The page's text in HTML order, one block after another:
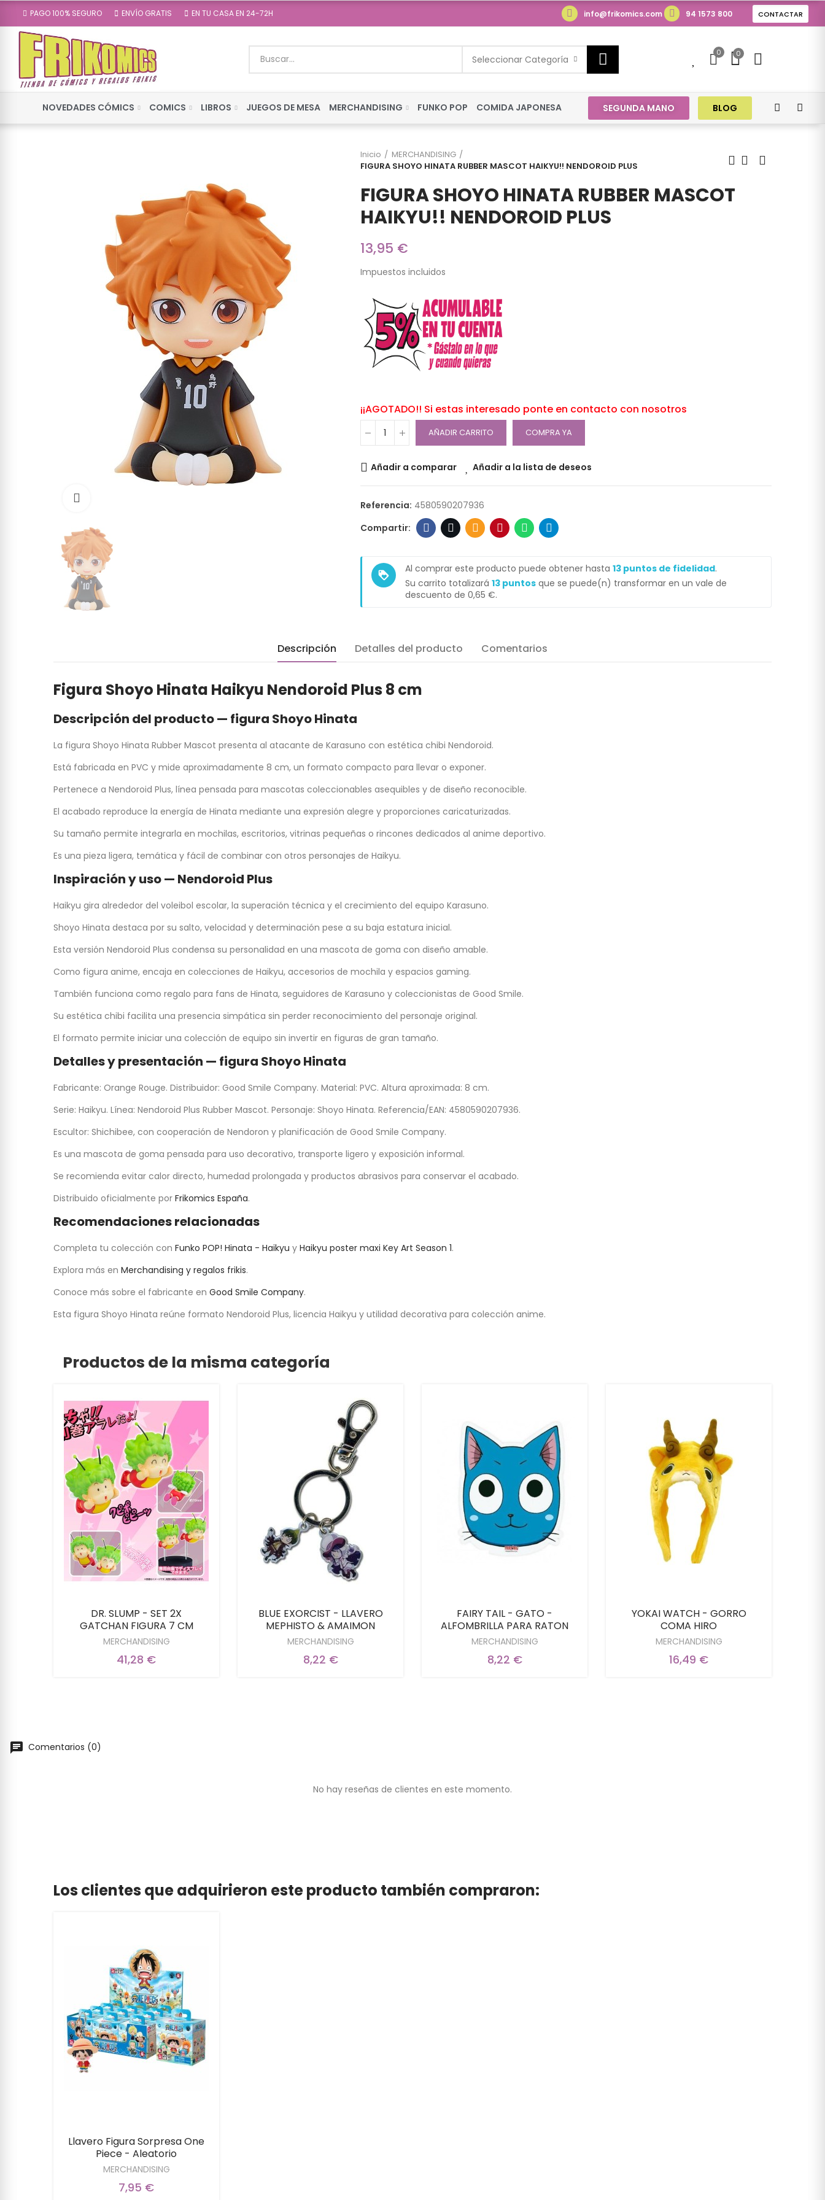
PAGO 100% SEGURO ENVÍO GRATIS EN TU CASA EN 24-72H info@frikomics.com 94 1573 800 CONTACTAR
Seleccionar Categoría
0 0
NOVEDADES CÓMICS COMICS LIBROS JUEGOS DE MESA MERCHANDISING FUNKO POP COMIDA JAPONESA SEGUNDA MANO BLOG
Inicio
MERCHANDISING
FIGURA SHOYO HINATA RUBBER MASCOT HAIKYU!! NENDOROID PLUS
FIGURA SHOYO HINATA RUBBER MASCOT
HAIKYU!! NENDOROID PLUS
13,95 €
Impuestos incluidos
¡¡AGOTADO!! Si estas interesado ponte en contacto con nosotros
AÑADIR CARRITO COMPRA YA
Añadir a comparar Añadir a la lista de deseos
Referencia: 4580590207936
loyalty
Al comprar este producto puede obtener hasta 13 puntos de fidelidad.
Su carrito totalizará 13 puntos que se puede(n) transformar en un vale de
descuento de 0,65 €.
Descripción Detalles del producto Comentarios
Figura Shoyo Hinata Haikyu Nendoroid Plus 8 cm
Descripción del producto — figura Shoyo Hinata
La figura Shoyo Hinata Rubber Mascot presenta al atacante de Karasuno con estética chibi Nendoroid.
Está fabricada en PVC y mide aproximadamente 8 cm, un formato compacto para llevar o exponer.
Pertenece a Nendoroid Plus, línea pensada para mascotas coleccionables asequibles y de diseño reconocible.
El acabado reproduce la energía de Hinata mediante una expresión alegre y proporciones caricaturizadas.
Su tamaño permite integrarla en mochilas, escritorios, vitrinas pequeñas o rincones dedicados al anime deportivo.
Es una pieza ligera, temática y fácil de combinar con otros personajes de Haikyu.
Inspiración y uso — Nendoroid Plus
Haikyu gira alrededor del voleibol escolar, la superación técnica y el crecimiento del equipo Karasuno.
Shoyo Hinata destaca por su salto, velocidad y determinación pese a su baja estatura inicial.
Esta versión Nendoroid Plus condensa su personalidad en una mascota de goma con diseño amable.
Como figura anime, encaja en colecciones de Haikyu, accesorios de mochila y espacios gaming.
También funciona como regalo para fans de Hinata, seguidores de Karasuno y coleccionistas de Good Smile.
Su estética chibi facilita una presencia simpática sin perder reconocimiento del personaje original.
El formato permite iniciar una colección de equipo sin invertir en figuras de gran tamaño.
Detalles y presentación — figura Shoyo Hinata
Fabricante: Orange Rouge. Distribuidor: Good Smile Company. Material: PVC. Altura aproximada: 8 cm.
Serie: Haikyu. Línea: Nendoroid Plus Rubber Mascot. Personaje: Shoyo Hinata. Referencia/EAN: 4580590207936.
Escultor: Shichibee, con cooperación de Nendoron y planificación de Good Smile Company.
Es una mascota de goma pensada para uso decorativo, transporte ligero y exposición informal.
Se recomienda evitar calor directo, humedad prolongada y productos abrasivos para conservar el acabado.
Distribuido oficialmente por Frikomics España.
Recomendaciones relacionadas
Completa tu colección con Funko POP! Hinata - Haikyu y Haikyu poster maxi Key Art Season 1.
Explora más en Merchandising y regalos frikis.
Conoce más sobre el fabricante en Good Smile Company.
Esta figura Shoyo Hinata reúne formato Nendoroid Plus, licencia Haikyu y utilidad decorativa para colección anime.
Productos de la misma categoría
DR. SLUMP - SET 2X
GATCHAN FIGURA 7 CM
MERCHANDISING
41,28 €
BLUE EXORCIST - LLAVERO
MEPHISTO & AMAIMON
MERCHANDISING
8,22 €
FAIRY TAIL - GATO -
ALFOMBRILLA PARA RATON
MERCHANDISING
8,22 €
YOKAI WATCH - GORRO
COMA HIRO
MERCHANDISING
16,49 €
Comentarios (0)
No hay reseñas de clientes en este momento.
Los clientes que adquirieron este producto también compraron:
Llavero Figura Sorpresa One
Piece - Aleatorio
MERCHANDISING
7,95 €